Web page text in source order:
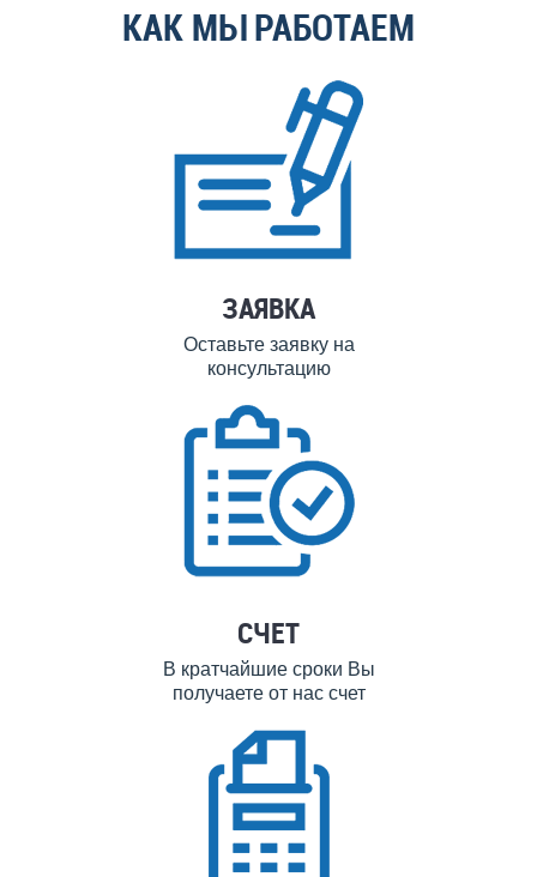
КАК МЫ РАБОТАЕМ
ЗАЯВКА
Оставьте заявку на
консультацию
СЧЕТ
В кратчайшие сроки Вы
получаете от нас счет